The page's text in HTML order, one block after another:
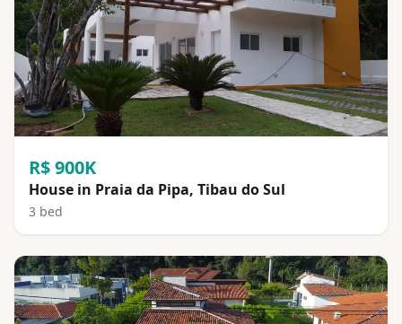
R$ 900K
House in Praia da Pipa, Tibau do Sul
3 bed